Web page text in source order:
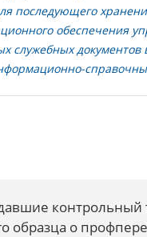
последующего
обеспечения
служебных документов
контрольный
образца о